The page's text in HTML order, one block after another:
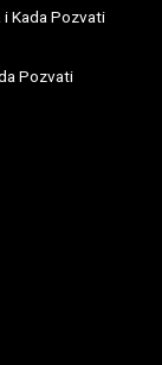
i Kada Pozvati
Pozvati